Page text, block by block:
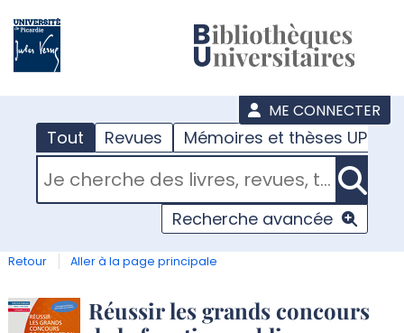
ME CONNECTER
Tout Revues Mémoires et thèses UPJV
RECHERCHER DANS "TOUT"
Recherche avancée
Retour Aller à la page principale
Détail Réussir les grands concours